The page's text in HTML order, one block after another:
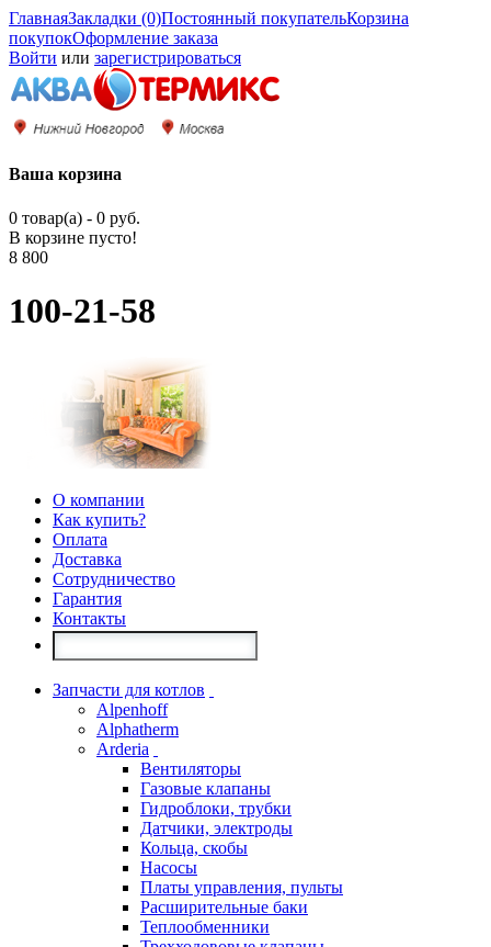
ГлавнаяЗакладки (0)Постоянный покупательКорзина
покупокОформление заказа
Войти или зарегистрироваться
Ваша корзина
0 товар(а) - 0 руб.
В корзине пусто!
8 800
100-21-58
О компании
Как купить?
Оплата
Доставка
Сотрудничество
Гарантия
Контакты
Запчасти для котлов
Alpenhoff
Alphatherm
Arderia
Вентиляторы
Газовые клапаны
Гидроблоки, трубки
Датчики, электроды
Кольца, скобы
Насосы
Платы управления, пульты
Расширительные баки
Теплообменники